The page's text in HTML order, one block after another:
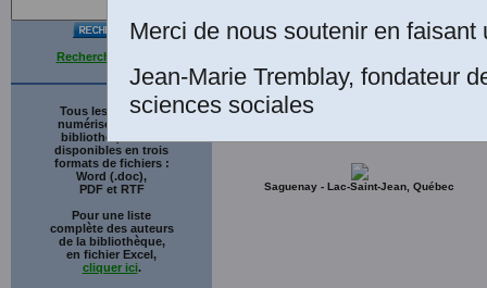
Recherche avancée
Tous les ouvrages
numérisés de cette
bibliothèque sont
disponibles en trois
formats de fichiers :
Word (.doc),
PDF et RTF
Pour une liste
complète des auteurs
de la bibliothèque,
en fichier Excel,
cliquer ici.
Saguenay - Lac-Saint-Jean, Québec
Merci de nous soutenir en faisant
Jean-Marie Tremblay, fondateur
sciences sociales